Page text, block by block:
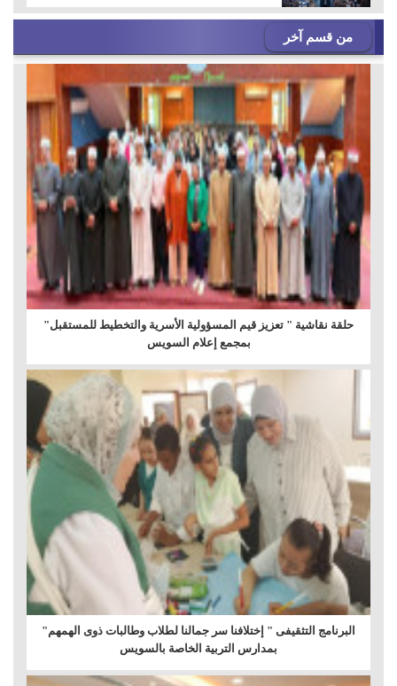
من قسم آخر
حلقة نقاشية " تعزيز قيم المسؤولية الأسرية والتخطيط للمستقبل"
بمجمع إعلام السويس
البرنامج التثقيفى " إختلافنا سر جمالنا لطلاب وطالبات ذوى الهمهم"
بمدارس التربية الخاصة بالسويس